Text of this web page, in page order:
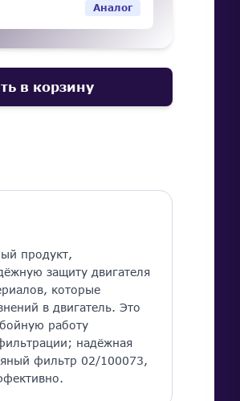
Аналог
в корзину
продукт,
защиту двигателя
которые
в двигатель. Это
работу
надёжная
фильтр 02/100073,